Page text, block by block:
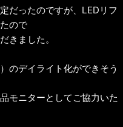
だったのですが、LEDリフ
ので
きました。
のデイライト化ができそう
モニターとしてご協力いた